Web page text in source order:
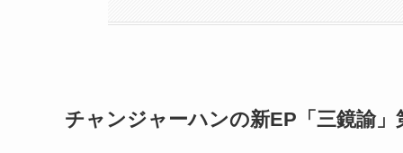
チャンジャーハンの新EP「三鏡諭